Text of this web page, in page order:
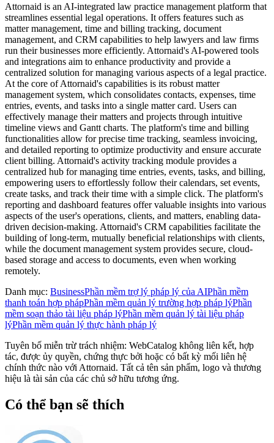
Attornaid is an AI-integrated law practice management platform that
streamlines essential legal operations. It offers features such as
matter management, time and billing tracking, document
management, and CRM capabilities to help lawyers and law firms
run their businesses more efficiently. Attornaid's AI-powered tools
and integrations aim to enhance productivity and provide a
centralized solution for managing various aspects of a legal practice.
At the core of Attornaid's capabilities is its robust matter
management system, which consolidates contacts, expenses, time
entries, events, and tasks into a single matter card. Users can
effectively manage their matters and projects through intuitive
timeline views and Gantt charts. The platform's time and billing
functionalities allow for precise time tracking, seamless invoicing,
and detailed reporting to optimize productivity and ensure accurate
client billing. Attornaid's activity tracking module provides a
centralized hub for managing time entries, events, tasks, and billing,
empowering users to effortlessly follow their calendars, set events,
create tasks, and track their time with a simple click. The platform's
reporting and dashboard features offer valuable insights into various
aspects of the user's operations, clients, and matters, enabling data-
driven decision-making. Attornaid's CRM capabilities facilitate the
building of long-term, mutually beneficial relationships with clients,
while the document management system provides secure, cloud-
based storage and access to documents, even when working
remotely.
Danh mục: BusinessPhần mềm trợ lý pháp lý của AIPhần mềm
thanh toán hợp phápPhần mềm quản lý trường hợp pháp lýPhần
mềm soạn thảo tài liệu pháp lýPhần mềm quản lý tài liệu pháp
lýPhần mềm quản lý thực hành pháp lý
Tuyên bố miễn trừ trách nhiệm: WebCatalog không liên kết, hợp
tác, được ủy quyền, chứng thực bởi hoặc có bất kỳ mối liên hệ
chính thức nào với Attornaid. Tất cả tên sản phẩm, logo và thương
hiệu là tài sản của các chủ sở hữu tương ứng.
Có thể bạn sẽ thích